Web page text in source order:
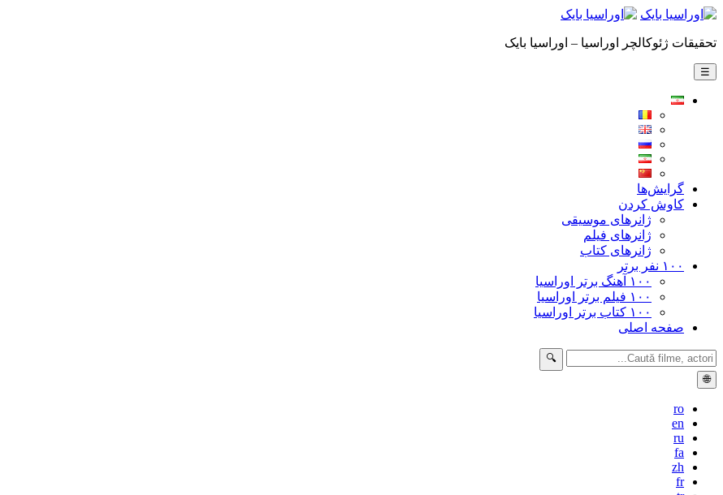
تحقیقات ژئوکالچر اوراسیا – اوراسیا بایک
☰
گرایش‌ها
کاوش کردن
ژانرهای موسیقی
ژانرهای فیلم
ژانرهای کتاب
۱۰۰ نفر برتر
۱۰۰ آهنگ برتر اوراسیا
۱۰۰ فیلم برتر اوراسیا
۱۰۰ کتاب برتر اوراسیا
صفحه اصلی
🔍
🌐
ro
en
ru
fa
zh
fr